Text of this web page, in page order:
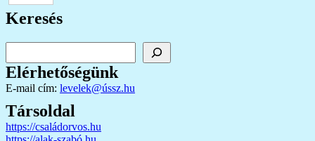
meg
Keresés
Elérhetőségünk
E-mail cím: levelek@ússz.hu
Társoldal
https://családorvos.hu